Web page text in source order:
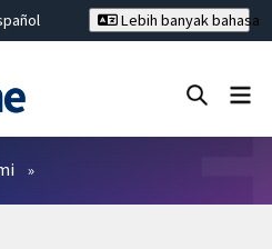
體中文
Lebih banyak bahasa